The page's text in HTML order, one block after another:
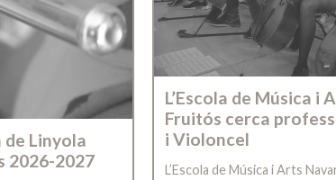
de Linyola
2026-2027
L’Escola de Música i
Fruitós cerca
i Violoncel
L’Escola de Música i Arts